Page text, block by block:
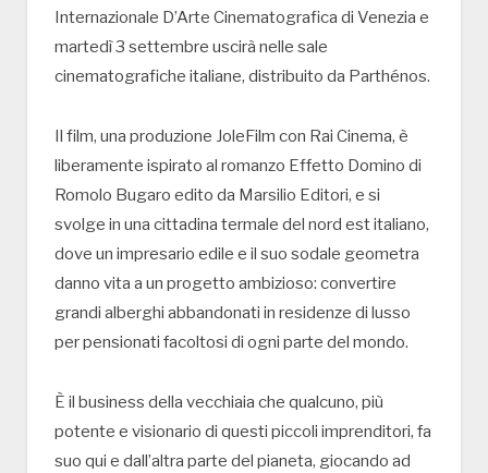
Internazionale D’Arte Cinematografica di Venezia e
martedì 3 settembre uscirà nelle sale
cinematografiche italiane, distribuito da Parthénos.
Il film, una produzione JoleFilm con Rai Cinema, è
liberamente ispirato al romanzo Effetto Domino di
Romolo Bugaro edito da Marsilio Editori, e si
svolge in una cittadina termale del nord est italiano,
dove un impresario edile e il suo sodale geometra
danno vita a un progetto ambizioso: convertire
grandi alberghi abbandonati in residenze di lusso
per pensionati facoltosi di ogni parte del mondo.
È il business della vecchiaia che qualcuno, più
potente e visionario di questi piccoli imprenditori, fa
suo qui e dall’altra parte del pianeta, giocando ad